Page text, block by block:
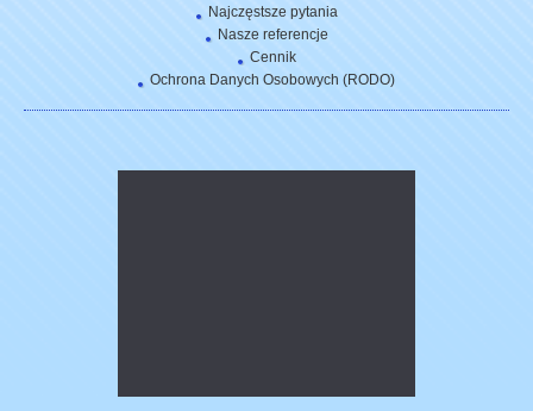
Najczęstsze pytania
Nasze referencje
Cennik
Ochrona Danych Osobowych (RODO)